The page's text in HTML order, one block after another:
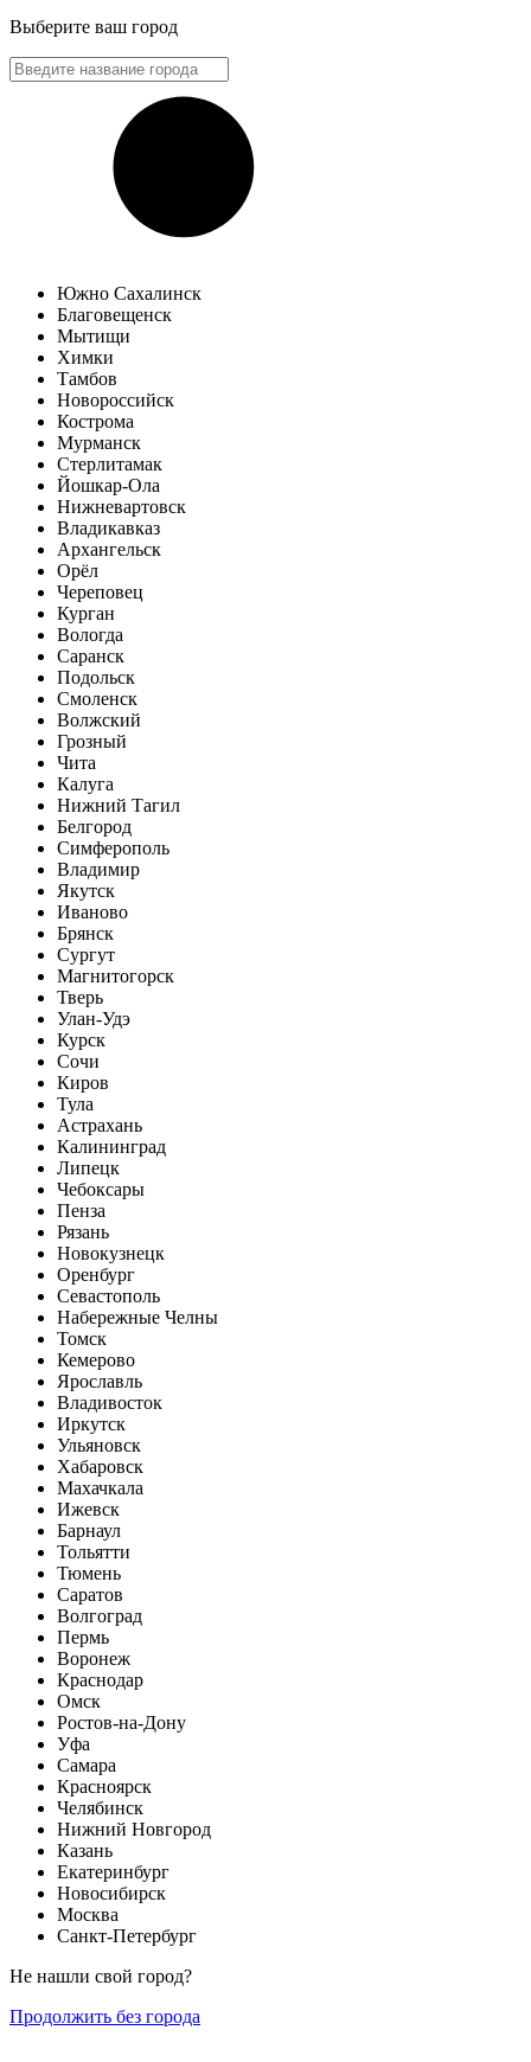
Выберите ваш город
Южно Сахалинск
Благовещенск
Мытищи
Химки
Тамбов
Новороссийск
Кострома
Мурманск
Стерлитамак
Йошкар-Ола
Нижневартовск
Владикавказ
Архангельск
Орёл
Череповец
Курган
Вологда
Саранск
Подольск
Смоленск
Волжский
Грозный
Чита
Калуга
Нижний Тагил
Белгород
Симферополь
Владимир
Якутск
Иваново
Брянск
Сургут
Магнитогорск
Тверь
Улан-Удэ
Курск
Сочи
Киров
Тула
Астрахань
Калининград
Липецк
Чебоксары
Пенза
Рязань
Новокузнецк
Оренбург
Севастополь
Набережные Челны
Томск
Кемерово
Ярославль
Владивосток
Иркутск
Ульяновск
Хабаровск
Махачкала
Ижевск
Барнаул
Тольятти
Тюмень
Саратов
Волгоград
Пермь
Воронеж
Краснодар
Омск
Ростов-на-Дону
Уфа
Самара
Красноярск
Челябинск
Нижний Новгород
Казань
Екатеринбург
Новосибирск
Москва
Санкт-Петербург
Не нашли свой город?
Продолжить без города